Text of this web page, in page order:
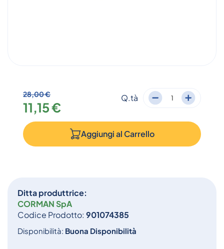
Ditta produttrice:
CORMAN SpA
Codice Prodotto: 901074385
Disponibilità: Buona Disponibilità
28,00 €
11,15 €
Q.tà
Aggiungi al Carrello